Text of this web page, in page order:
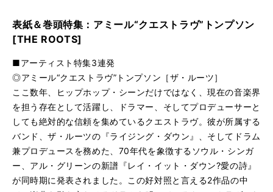
表紙＆巻頭特集：アミール“クエストラヴ”トンプソン
[THE ROOTS]
■アーティスト特集3連発
◎アミール“クエストラヴ”トンプソン［ザ・ルーツ］
ここ数年、ヒップホップ・シーンだけではなく、現在の音楽界
を担う存在として活躍し、ドラマー、そしてプロデューサーと
しても絶対的な信頼を集めているクエストラヴ。彼が所属する
バンド、ザ・ルーツの『ライジング・ダウン』、そしてドラム
兼プロデュースを務めた、70年代を象徴するソウル・シンガ
ー、アル・グリーンの新譜『レイ・イット・ダウン?愛の詩』
が同時期に発表されました。この好対照と言える2作品の中